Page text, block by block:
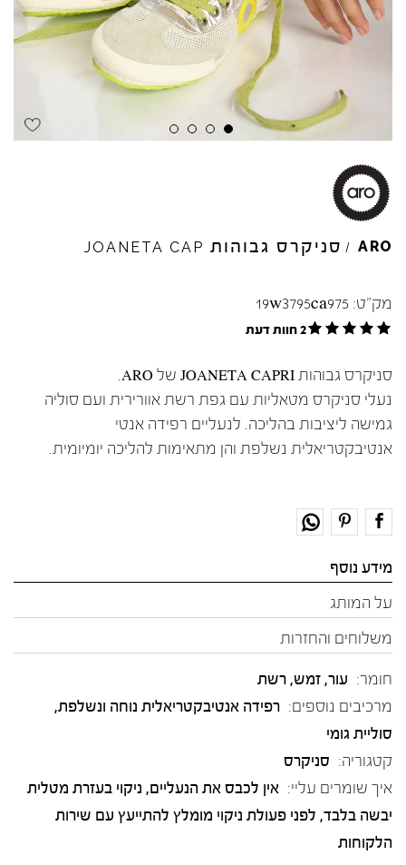
ARO
/ סניקרס גבוהות JOANETACAP
מק"ט: 19w3795ca975
2 חוות דעת
סניקרס גבוהות JOANETA CAPRI של ARO.
נעלי סניקרס מטאליות עם גפת רשת אוורירית ועם סוליה
גמישה ליציבות בהליכה. לנעליים רפידה אנטי
אנטיבקטריאלית נשלפת והן מתאימות להליכה יומיומית.
מידע נוסף
על המותג
משלוחים והחזרות
חומר: עור, זמש, רשת
מרכיבים נוספים: רפידה אנטיבקטריאלית נוחה ונשלפת,
סוליית גומי
קטגוריה: סניקרס
איך שומרים עליי: אין לכבס את הנעליים, ניקוי בעזרת מטלית
יבשה בלבד, לפני פעולת ניקוי מומלץ להתייעץ עם שירות
הלקוחות